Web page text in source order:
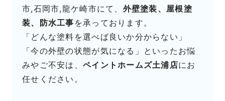
市,石岡市,龍ケ崎市にて、 外壁塗装、屋根塗
装、防水工事 を承っております。
「どんな塗料を選べば良いか分からない」
「今の外壁の状態が気になる」といったお悩
みやご不安は、 ペイントホームズ土浦店にお
任せください。